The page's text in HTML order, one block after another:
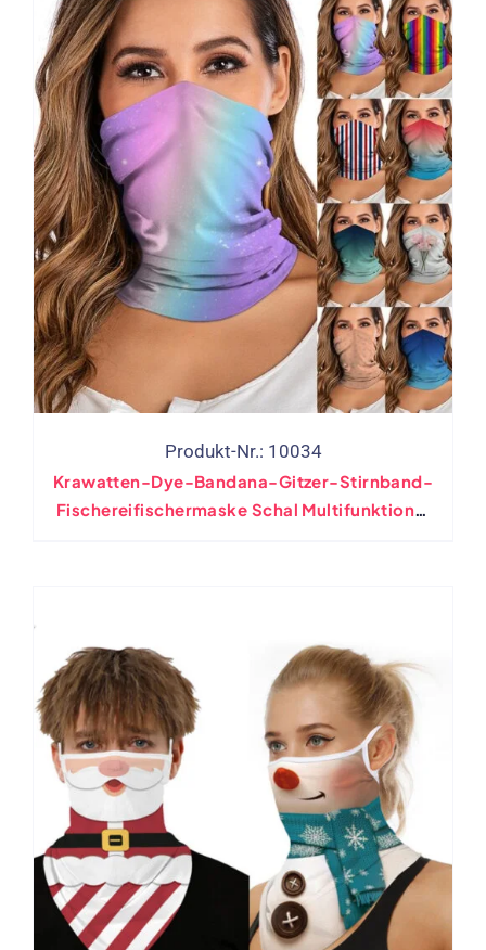
Produkt-Nr.: 10034
Krawatten-Dye-Bandana-Gitzer-Stirnband-
Fischereifischermaske Schal Multifunktional